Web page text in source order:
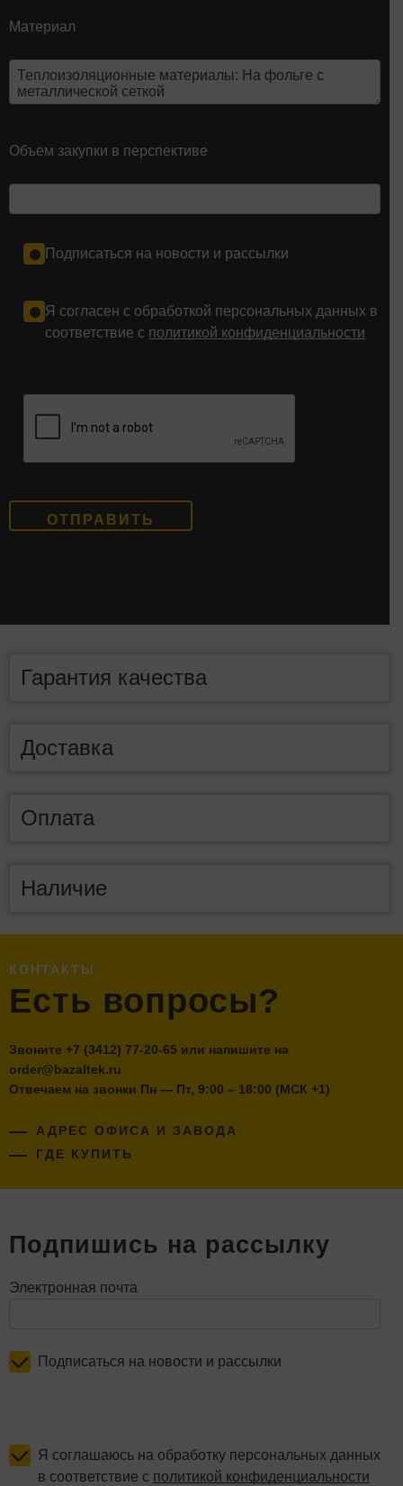
Материал
Объем закупки в перспективе
Подписаться на новости и рассылки
Я согласен с обработкой персональных данных в
соответствие с политикой конфиденциальности
Гарантия качества
Доставка
Оплата
Наличие
КОНТАКТЫ
Есть вопросы?
Звоните +7 (3412) 77-20-65 или напишите на
order@bazaltek.ru
Отвечаем на звонки Пн — Пт, 9:00 – 18:00 (МСК +1)
АДРЕС ОФИСА И ЗАВОДА
ГДЕ КУПИТЬ
Подпишись на рассылку
Электронная почта
Подписаться на новости и рассылки
Я соглашаюсь на обработку персональных данных
в соответствие с политикой конфиденциальности